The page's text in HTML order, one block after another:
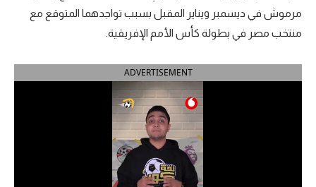
الدوري الإسباني
الدوري السعودي للمحترفين
مرموش في ديسمبر ويناير المقبل بسبب تواجدهما المتوقع مع
منتخب مصر في بطولة كأس الأمم الإفريقية.
ADVERTISEMENT